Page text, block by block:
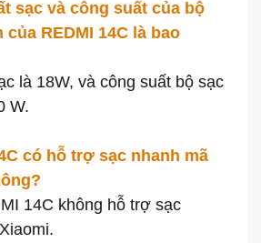
sạc và công suất của bộ
REDMI 14C là bao
là 18W, và công suất bộ sạc
W.
có hỗ trợ sạc nhanh mã
14C không hỗ trợ sạc